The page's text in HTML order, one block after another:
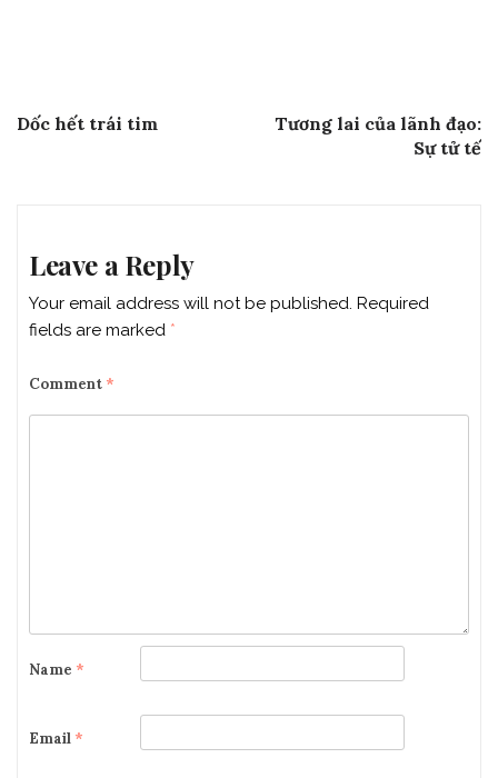
Post
Dốc hết trái tim
Tương lai của lãnh đạo:
Sự tử tế
Leave a Reply
Your email address will not be published. Required
fields are marked *
Comment *
Name *
Email *